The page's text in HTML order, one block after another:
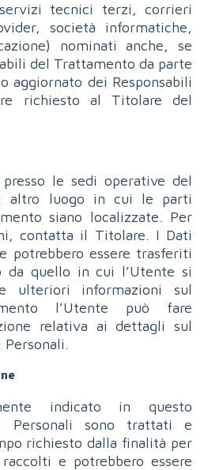
tecnici terzi, corrieri
società informatiche,
nominati anche, se
del Trattamento da parte
aggiornato dei Responsabili
richiesto al Titolare del
le sedi operative del
altro luogo in cui le parti
siano localizzate. Per
contatta il Titolare. I Dati
potrebbero essere trasferiti
da quello in cui l’Utente si
ulteriori informazioni sul
l’Utente può fare
relativa ai dettagli sul
indicato in questo
Personali sono trattati e
richiesto dalla finalità per
e potrebbero essere